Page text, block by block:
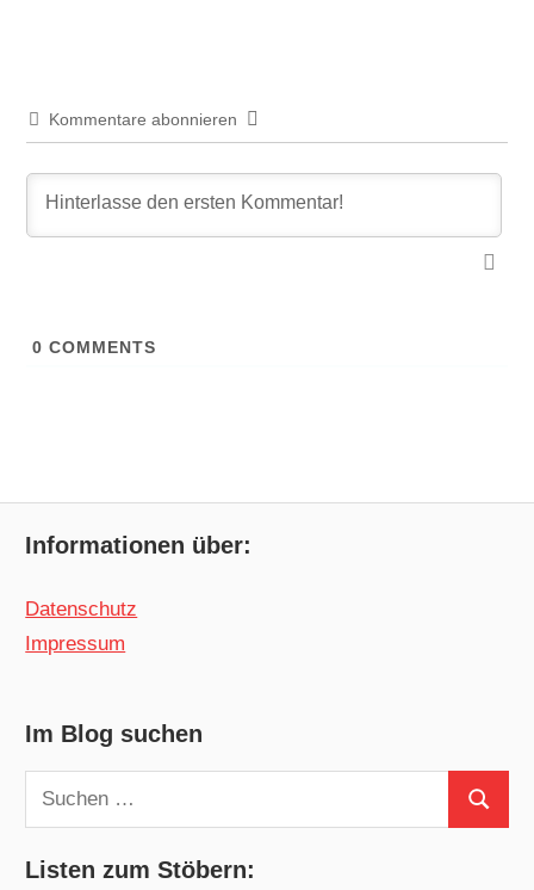
Kommentare abonnieren
0 COMMENTS
Informationen über:
Datenschutz
Impressum
Im Blog suchen
Suchen
nach:
Suchen
Listen zum Stöbern: